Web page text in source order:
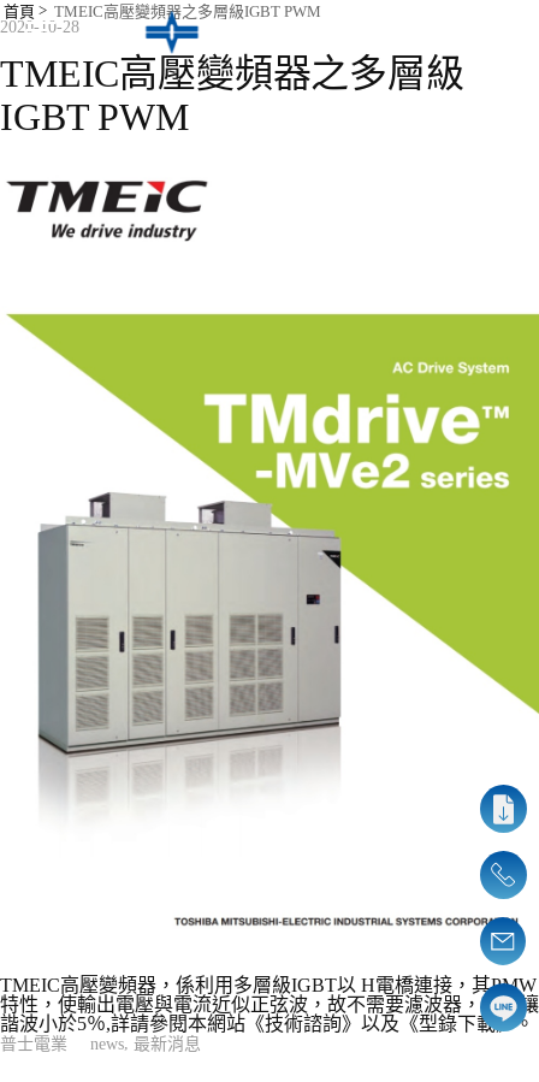
首頁 > TMEIC高壓變頻器之多層級IGBT PWM
2020-10-28
TMEIC高壓變頻器之多層級
IGBT PWM
TMEIC高壓變頻器，係利用多層級IGBT以 H電橋連接，其PMW
特性，使輸出電壓與電流近似正弦波，故不需要濾波器，就能讓
諧波小於5％,詳請參閱本網站《技術諮詢》以及《型錄下載》。
普士電業 news, 最新消息